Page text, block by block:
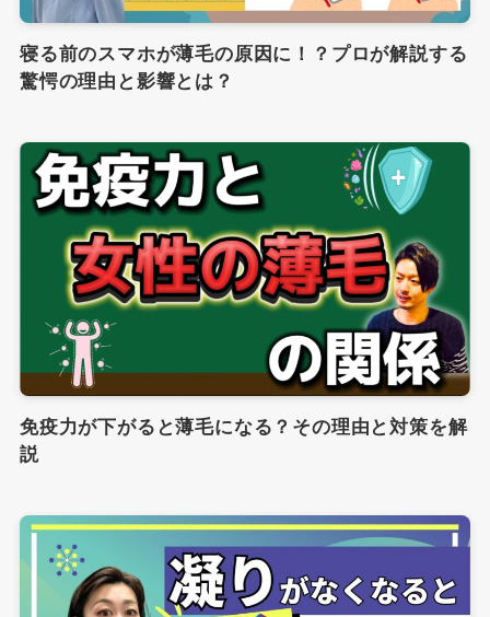
寝る前のスマホが薄毛の原因に！？プロが解説する
驚愕の理由と影響とは？
免疫力が下がると薄毛になる？その理由と対策を解
説